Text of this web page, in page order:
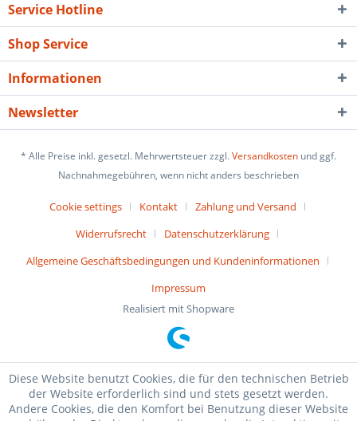
Service Hotline
Shop Service
Informationen
Newsletter
* Alle Preise inkl. gesetzl. Mehrwertsteuer zzgl.Versandkosten und ggf.
Nachnahmegebühren, wenn nicht anders beschrieben
Cookie settings Kontakt
Zahlung und Versand
Widerrufsrecht
Datenschutzerklärung
Allgemeine Geschäftsbedingungen und Kundeninformationen
Impressum
Realisiert mit Shopware
Diese Website benutzt Cookies, die für den technischen Betrieb
der Website erforderlich sind und stets gesetzt werden.
Andere Cookies, die den Komfort bei Benutzung dieser Website